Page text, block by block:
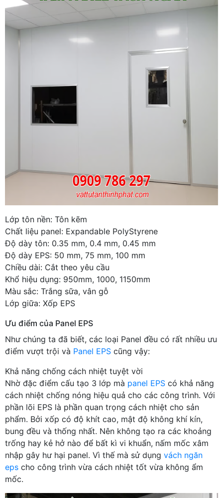
Lớp tôn nền: Tôn kẽm
Chất liệu panel: Expandable PolyStyrene
Độ dày tôn: 0.35 mm, 0.4 mm, 0.45 mm
Độ dày EPS: 50 mm, 75 mm, 100 mm
Chiều dài: Cắt theo yêu cầu
Khổ hiệu dụng: 950mm, 1000, 1150mm
Màu sắc: Trắng sữa, vân gỗ
Lớp giữa: Xốp EPS
Ưu điểm của Panel EPS
Như chúng ta đã biết, các loại Panel đều có rất nhiều ưu
điểm vượt trội và Panel EPS cũng vậy:
Khả năng chống cách nhiệt tuyệt vời
Nhờ đặc điểm cấu tạo 3 lớp mà panel EPS có khả năng
cách nhiệt chống nóng hiệu quả cho các công trình. Với
phần lõi EPS là phần quan trọng cách nhiệt cho sản
phẩm. Bởi xốp có độ khít cao, mật độ không khí kín,
bung đều và thống nhất. Nên không tạo ra các khoảng
trống hay kẻ hở nào để bất kì vi khuẩn, nấm mốc xâm
nhập gây hư hại panel. Vì thế mà sử dụng vách ngăn
eps cho công trình vừa cách nhiệt tốt vừa không ẩm
mốc.